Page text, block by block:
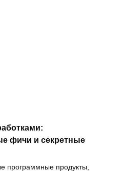
фичи и секретные
программные продукты,